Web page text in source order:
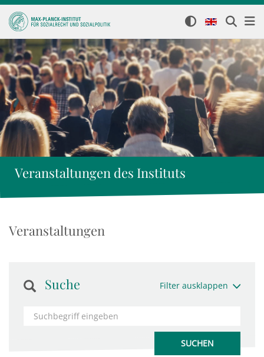
Veranstaltungen des Instituts
Veranstaltungen
Suche Filter ausklappen